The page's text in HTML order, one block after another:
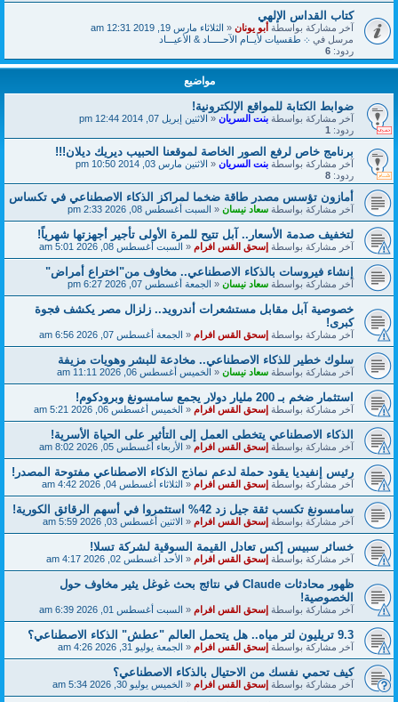
كتاب القداس الإلهي
آخر مشاركة بواسطةأبو يونان«الثلاثاء مارس 19, 2019 12:31 am
مرسل في܀ طقسيات لأيــام الآحـــــاد & الأعيـــاد
ردود: 6
مواضيع
ضوابط الكتابة للمواقع الإلكترونية!
آخر مشاركة بواسطةبنت السريان«الاثنين إبريل 07, 2014 12:44 pm
ردود: 1
برنامج خاص لرفع الصور الخاصة لموقعنا الحبيب ديريك ديلان!!!
آخر مشاركة بواسطةبنت السريان«الاثنين مارس 03, 2014 10:50 pm
ردود: 8
أمازون تؤسس مصدر طاقة ضخما لمراكز الذكاء الاصطناعي في تكساس
آخر مشاركة بواسطةسعاد نيسان«السبت أغسطس 08, 2026 2:33 pm
لتخفيف صدمة الأسعار.. آبل تتيح للمرة الأولى تأجير أجهزتها شهرياً!
آخر مشاركة بواسطةإسحق القس افرام«السبت أغسطس 08, 2026 5:01 am
إنشاء فيروسات بالذكاء الاصطناعي.. مخاوف من"اختراع أمراض"
آخر مشاركة بواسطةسعاد نيسان«الجمعة أغسطس 07, 2026 6:27 pm
خصوصية آبل مقابل مستشعرات أندرويد.. زلزال مصر يكشف فجوة
كبرى!
آخر مشاركة بواسطةإسحق القس افرام«الجمعة أغسطس 07, 2026 6:56 am
سلوك خطير للذكاء الاصطناعي.. مخادعة للبشر وهويات مزيفة
آخر مشاركة بواسطةسعاد نيسان«الخميس أغسطس 06, 2026 11:11 am
استثمار ضخم بـ 200 مليار دولار يجمع سامسونغ وبرودكوم!
آخر مشاركة بواسطةإسحق القس افرام«الخميس أغسطس 06, 2026 5:21 am
الذكاء الاصطناعي يتخطى العمل إلى التأثير على الحياة الأسرية!
آخر مشاركة بواسطةإسحق القس افرام«الأربعاء أغسطس 05, 2026 8:02 am
رئيس إنفيديا يقود حملة لدعم نماذج الذكاء الاصطناعي مفتوحة المصدر!
آخر مشاركة بواسطةإسحق القس افرام«الثلاثاء أغسطس 04, 2026 4:42 am
سامسونغ تكسب ثقة جيل زد 42% استثمروا في أسهم الرقائق الكورية!
آخر مشاركة بواسطةإسحق القس افرام«الاثنين أغسطس 03, 2026 5:59 am
خسائر سبيس إكس تعادل القيمة السوقية لشركة تسلا!
آخر مشاركة بواسطةإسحق القس افرام«الأحد أغسطس 02, 2026 4:17 am
ظهور محادثات Claude في نتائج بحث غوغل يثير مخاوف حول
الخصوصية!
آخر مشاركة بواسطةإسحق القس افرام«السبت أغسطس 01, 2026 6:39 am
9.3 تريليون لتر مياه.. هل يتحمل العالم "عطش" الذكاء الاصطناعي؟
آخر مشاركة بواسطةإسحق القس افرام«الجمعة يوليو 31, 2026 4:26 am
كيف تحمي نفسك من الاحتيال بالذكاء الاصطناعي؟
آخر مشاركة بواسطةإسحق القس افرام«الخميس يوليو 30, 2026 5:34 am